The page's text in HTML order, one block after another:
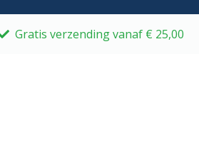
Gratis verzending vanaf € 25,00